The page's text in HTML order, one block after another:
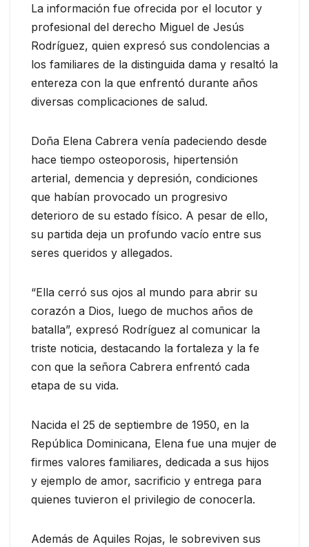
La información fue ofrecida por el locutor y
profesional del derecho Miguel de Jesús
Rodríguez, quien expresó sus condolencias a
los familiares de la distinguida dama y resaltó la
entereza con la que enfrentó durante años
diversas complicaciones de salud.
Doña Elena Cabrera venía padeciendo desde
hace tiempo osteoporosis, hipertensión
arterial, demencia y depresión, condiciones
que habían provocado un progresivo
deterioro de su estado físico. A pesar de ello,
su partida deja un profundo vacío entre sus
seres queridos y allegados.
“Ella cerró sus ojos al mundo para abrir su
corazón a Dios, luego de muchos años de
batalla”, expresó Rodríguez al comunicar la
triste noticia, destacando la fortaleza y la fe
con que la señora Cabrera enfrentó cada
etapa de su vida.
Nacida el 25 de septiembre de 1950, en la
República Dominicana, Elena fue una mujer de
firmes valores familiares, dedicada a sus hijos
y ejemplo de amor, sacrificio y entrega para
quienes tuvieron el privilegio de conocerla.
Además de Aquiles Rojas, le sobreviven sus